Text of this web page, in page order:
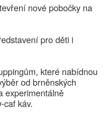
nové pobočky na
pro děti i
které nabídnou
od brněnských
experimentálně
caf káv.